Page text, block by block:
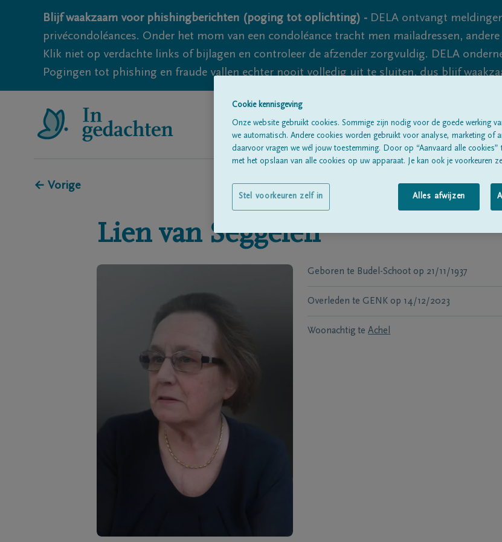
Blijf waakzaam voor phishingberichten (poging tot oplichting) - DELA ontvangt
privécondoléances. Onder het mom van een condoléance tracht men mailadressen,
Klik niet op verdachte links of bijlagen en controleer de afzender zorgvuldig. DELA
Pogingen tot phishing en fraude vallen echter nooit volledig uit te sluiten, dus blijf
Alle rouwberichten
← Vorige
Lien van Seggelen
Geboren te Budel-Schoot op 21/11/1937
Overleden te GENK op 14/12/2023
Woonachtig te Achel
Cookie kennisgeving
Onze website gebruikt cookies. Sommige zijn nodig voor de goede werking
we automatisch. Andere cookies worden gebruikt voor analyse, marketing of
daarvoor vragen we wél jouw toestemming. Door op “Aanvaard alle cookies”
met het opslaan van alle cookies op uw apparaat. Je kan ook je voorkeuren
Alles afwijzen
Stel voorkeuren zelf in